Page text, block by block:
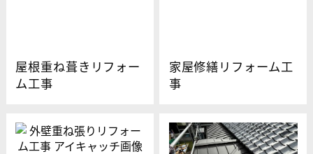
屋根重ね葺きリフォー
ム工事
家屋修繕リフォーム工
事